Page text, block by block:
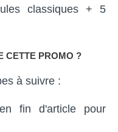
classiques + 5
CETTE PROMO ?
à suivre :
fin d'article pour